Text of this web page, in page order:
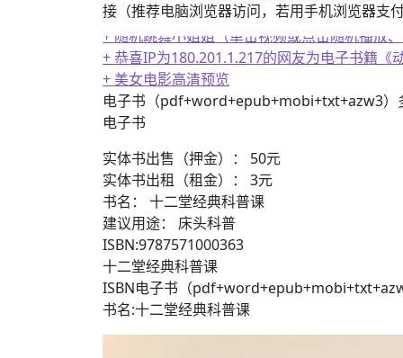
接（推荐电脑浏览器访问，若用手机浏览器支
+ 随机跳舞小姐姐（单击视频或点击随机播放
+ 恭喜IP为180.201.1.217的网友为电子书籍《
+ 美女电影高清预览
电子书（pdf+word+epub+mobi+txt+azw3）
电子书
实体书出售（押金）： 50元
实体书出租（租金）： 3元
书名： 十二堂经典科普课
建议用途： 床头科普
ISBN:9787571000363
十二堂经典科普课
ISBN电子书（
书名:十二堂经典科普课